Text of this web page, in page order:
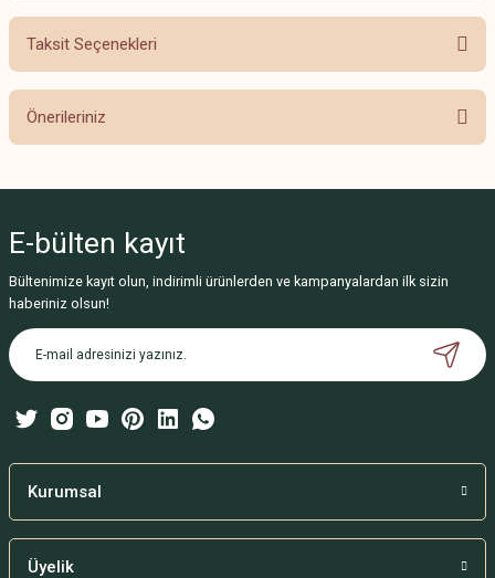
Bu ürüne ilk yorumu siz yapın!
Taksit Seçenekleri
Önerileriniz
Görüş ve önerileriniz için teşekkür ederiz.
Ürün resmi kalitesiz, bozuk veya görüntülenemiyor.
Ürün açıklamasında eksik bilgiler bulunuyor.
Ürün bilgilerinde hatalar bulunuyor.
Bu ürüne benzer farklı alternatifler olmalı.
E-bülten kayıt
Bültenimize kayıt olun, indirimli ürünlerden ve kampanyalardan ilk sizin
haberiniz olsun!
Kurumsal
Üyelik